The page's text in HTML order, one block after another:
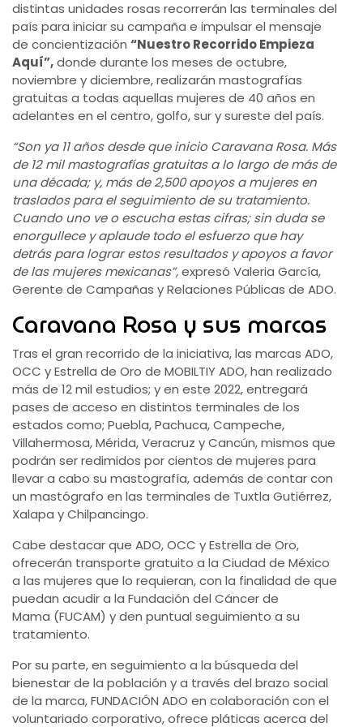
distintas unidades rosas recorrerán las terminales del
país para iniciar su campaña e impulsar el mensaje
de concientización “Nuestro Recorrido Empieza
Aquí”,donde durante los meses de octubre,
noviembre y diciembre, realizarán mastografías
gratuitas a todas aquellas mujeres de 40 años en
adelantes en el centro, golfo, sur y sureste del país.
“Son ya 11 años desde que inicio Caravana Rosa. Más
de 12 mil mastografías gratuitas a lo largo de más de
una década; y, más de 2,500 apoyos a mujeres en
traslados para el seguimiento de su tratamiento.
Cuando uno ve o escucha estas cifras; sin duda se
enorgullece y aplaude todo el esfuerzo que hay
detrás para lograr estos resultados y apoyos a favor
de las mujeres mexicanas”,expresó Valeria García,
Gerente de Campañas y Relaciones Públicas de ADO.
Caravana Rosa y sus marcas
Tras el gran recorrido de la iniciativa, las marcas ADO,
OCC y Estrella de Oro de MOBILTIY ADO, han realizado
más de 12 mil estudios; y en este 2022, entregará
pases de acceso en distintos terminales de los
estados como; Puebla, Pachuca, Campeche,
Villahermosa, Mérida, Veracruz y Cancún, mismos que
podrán ser redimidos por cientos de mujeres para
llevar a cabo su mastografía, además de contar con
un mastógrafo en las terminales de Tuxtla Gutiérrez,
Xalapa y Chilpancingo.
Cabe destacar que ADO, OCC y Estrella de Oro,
ofrecerán transporte gratuito a la Ciudad de México
a las mujeres que lo requieran, con la finalidad de que
puedan acudir a la Fundación del Cáncer de
Mama (FUCAM) y den puntual seguimiento a su
tratamiento.
Por su parte, en seguimiento a la búsqueda del
bienestar de la población y a través del brazo social
de la marca, FUNDACIÓN ADO en colaboración con el
voluntariado corporativo, ofrece pláticas acerca del